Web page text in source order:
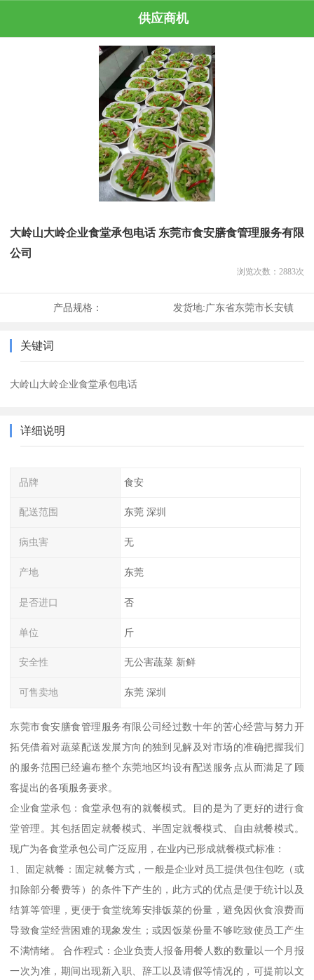
供应商机
大岭山大岭企业食堂承包电话 东莞市食安膳食管理服务有限
公司
浏览次数： 2883次
产品规格： 发货地:广东省东莞市长安镇
关键词
大岭山大岭企业食堂承包电话
详细说明
品牌 食安
配送范围 东莞 深圳
病虫害 无
产地 东莞
是否进口 否
单位 斤
安全性 无公害蔬菜 新鲜
可售卖地 东莞 深圳
东莞市食安膳食管理服务有限公司经过数十年的苦心经营与努力开
拓凭借着对蔬菜配送发展方向的独到见解及对市场的准确把握我们
的服务范围已经遍布整个东莞地区均设有配送服务点从而满足了顾
客提出的各项服务要求。
企业食堂承包：食堂承包有的就餐模式。目的是为了更好的进行食
堂管理。其包括固定就餐模式、半固定就餐模式、自由就餐模式。
现广为各食堂承包公司广泛应用，在业内已形成就餐模式标准：
1、固定就餐：固定就餐方式，一般是企业对员工提供包住包吃（或
扣除部分餐费等）的条件下产生的，此方式的优点是便于统计以及
结算等管理，更便于食堂统筹安排饭菜的份量，避免因伙食浪费而
导致食堂经营困难的现象发生；或因饭菜份量不够吃致使员工产生
不满情绪。 合作程式：企业负责人报备用餐人数的数量以一个月报
一次为准，期间出现新入职、辞工以及请假等情况的，可提前以文